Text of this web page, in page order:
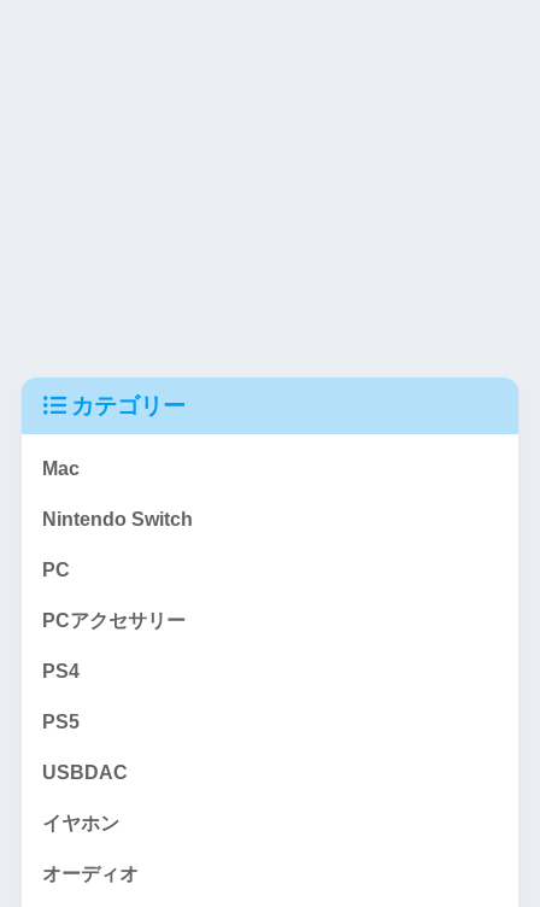
カテゴリー
Mac
Nintendo Switch
PC
PCアクセサリー
PS4
PS5
USBDAC
イヤホン
オーディオ